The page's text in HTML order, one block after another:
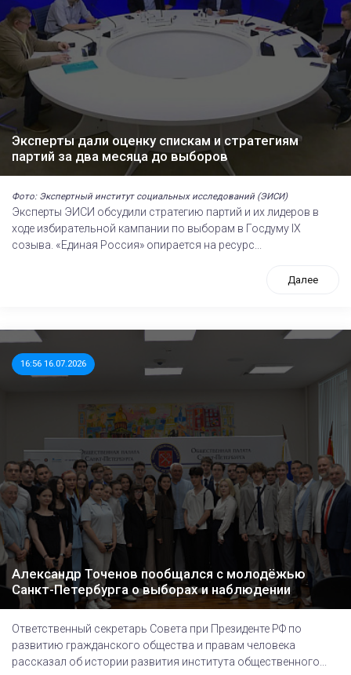
Эксперты дали оценку спискам и стратегиям
партий за два месяца до выборов
Фото: Экспертный институт социальных исследований (ЭИСИ)
Эксперты ЭИСИ обсудили стратегию партий и их лидеров в
ходе избирательной кампании по выборам в Госдуму IХ
созыва. «Единая Россия» опирается на ресурс...
Далее
16:56 16.07.2026
Александр Точенов пообщался с молодёжью
Санкт-Петербурга о выборах и наблюдении
Ответственный секретарь Совета при Президенте РФ по
развитию гражданского общества и правам человека
рассказал об истории развития института общественного...